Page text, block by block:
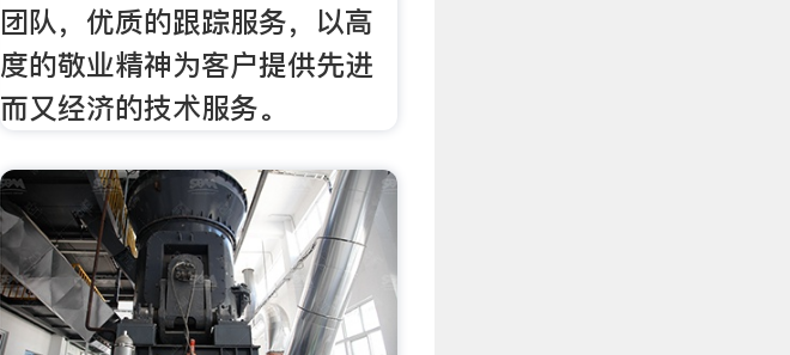
团队，优质的跟踪服务，以高
度的敬业精神为客户提供先进
而又经济的技术服务。